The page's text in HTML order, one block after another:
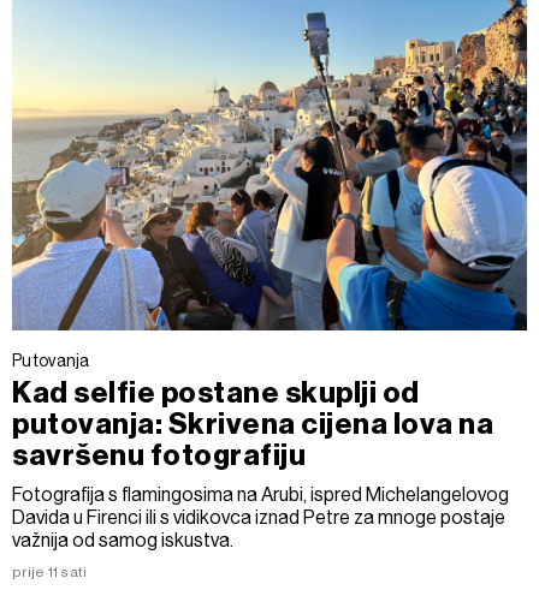
Putovanja
Kad selfie postane skuplji od
putovanja: Skrivena cijena lova na
savršenu fotografiju
Fotografija s flamingosima na Arubi, ispred Michelangelovog
Davida u Firenci ili s vidikovca iznad Petre za mnoge postaje
važnija od samog iskustva.
prije 11 sati